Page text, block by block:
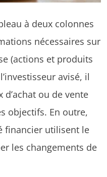
à deux colonnes
nécessaires sur
(actions et produits
avisé, il
ou de vente
objectifs. En outre,
financier utilisent le
les changements de